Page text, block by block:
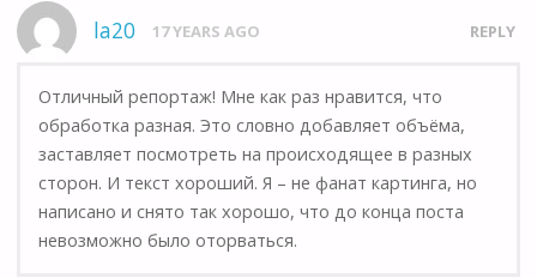
la20 17 YEARS AGO REPLY
Отличный репортаж! Мне как раз нравится, что
обработка разная. Это словно добавляет объёма,
заставляет посмотреть на происходящее в разных
сторон. И текст хороший. Я – не фанат картинга, но
написано и снято так хорошо, что до конца поста
невозможно было оторваться.